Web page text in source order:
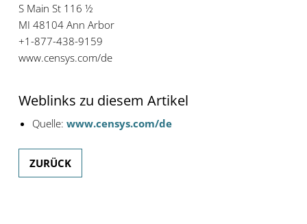
S Main St 116 ½
MI 48104 Ann Arbor
+1-877-438-9159
www.censys.com/de
Weblinks zu diesem Artikel
Quelle: www.censys.com/de
ZURÜCK